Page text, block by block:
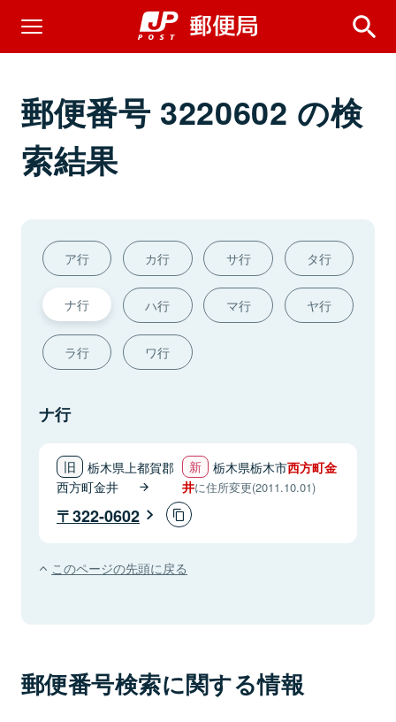
郵便番号 3220602 の検
索結果
ア行 カ行 サ行 タ行
ナ行 ハ行 マ行 ヤ行
ラ行 ワ行
ナ行
栃木県上都賀郡
西方町金井
栃木県栃木市西方町金
井に住所変更(2011.10.01)
322-0602
このページの先頭に戻る
郵便番号検索に関する情報